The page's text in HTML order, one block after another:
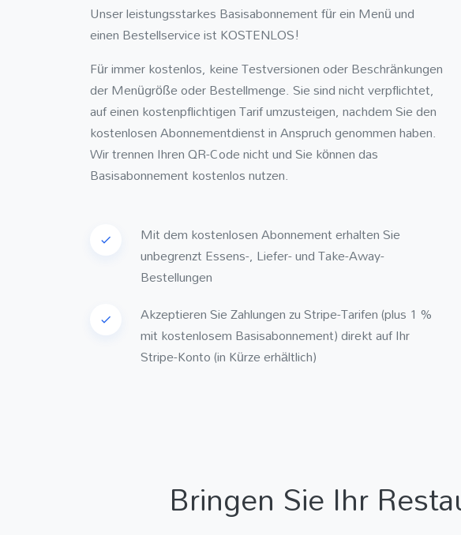
Unser leistungsstarkes Basisabonnement für ein Menü und
einen Bestellservice ist KOSTENLOS!
Für immer kostenlos, keine Testversionen oder Beschränkungen
der Menügröße oder Bestellmenge. Sie sind nicht verpflichtet,
auf einen kostenpflichtigen Tarif umzusteigen, nachdem Sie den
kostenlosen Abonnementdienst in Anspruch genommen haben.
Wir trennen Ihren QR-Code nicht und Sie können das
Basisabonnement kostenlos nutzen.
Mit dem kostenlosen Abonnement erhalten Sie
unbegrenzt Essens-, Liefer- und Take-Away-
Bestellungen
Akzeptieren Sie Zahlungen zu Stripe-Tarifen (plus 1 %
mit kostenlosem Basisabonnement) direkt auf Ihr
Stripe-Konto (in Kürze erhältlich)
Bringen Sie Ihr